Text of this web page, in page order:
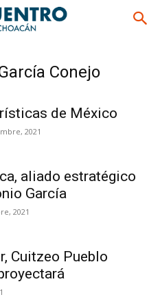
Conejo
de México
2021
aliado estratégico
García
2021
Cuitzeo Pueblo